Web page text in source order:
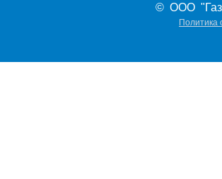
© ООО
Политика